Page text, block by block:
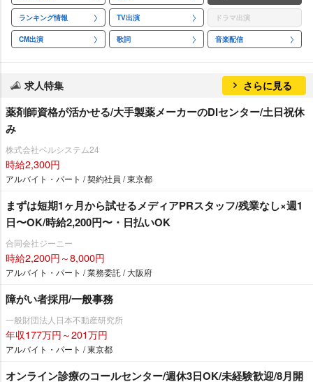
ランキング情報 TV出演 ドラマ出演
CM出演 歌詞 音楽配信
求人特集 さらに見る
薬剤師資格が活かせる/大手製薬メーカーのDIセンター/土日祝休
み
株式会社ベルシステム24
時給2,300円
アルバイト・パート / 契約社員 / 東京都
まずは短期1ヶ月から試せるメディアPRスタッフ/残業なし×週1
日〜OK/時給2,200円〜・日払いOK
合同会社ジーニー
時給2,200円～8,000円
アルバイト・パート / 業務委託 / 大阪府
障がい者採用/一般事務
一般財団法人日本不動産研究所
年収177万円～201万円
アルバイト・パート / 東京都
オンライン診療のコールセンター/週休3日OK/未経験歓迎/8月開